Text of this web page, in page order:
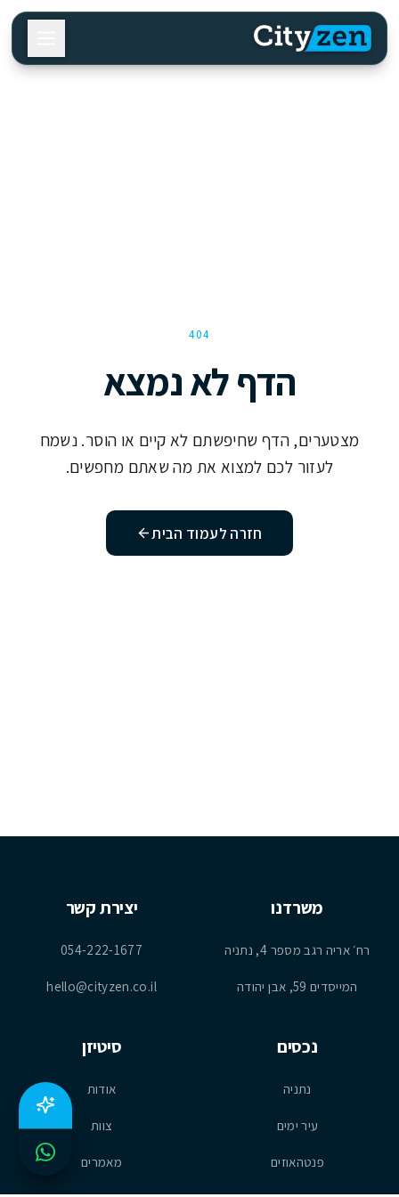
404
הדף לא נמצא
מצטערים, הדף שחיפשתם לא קיים או הוסר. נשמח
לעזור לכם למצוא את מה שאתם מחפשים.
חזרה לעמוד הבית
משרדנו
רח׳ אריה רגב מספר 4, נתניה
המייסדים 59, אבן יהודה
יצירת קשר
054-222-1677
hello@cityzen.co.il
נכסים
נתניה
עיר ימים
פנטהאוזים
סיטיזן
אודות
צוות
מאמרים